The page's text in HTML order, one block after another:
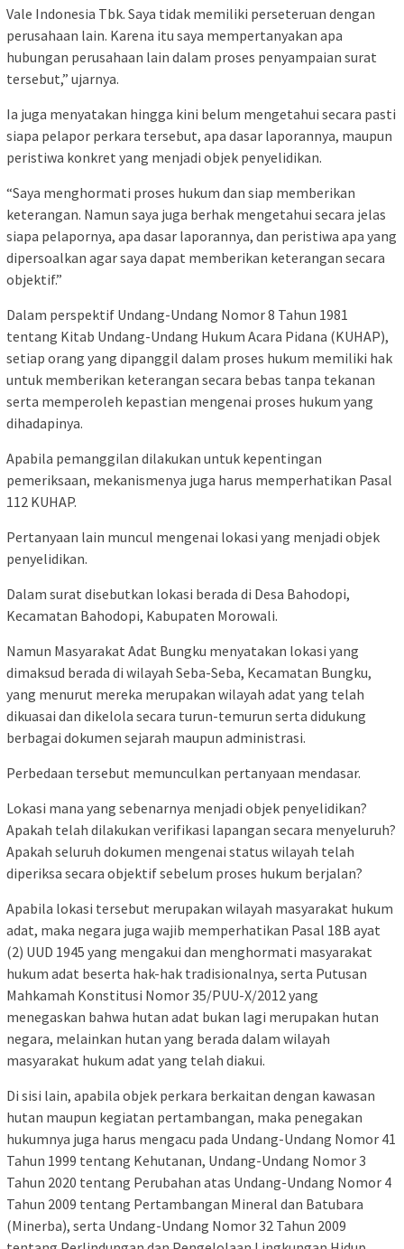
Vale Indonesia Tbk. Saya tidak memiliki perseteruan dengan
perusahaan lain. Karena itu saya mempertanyakan apa
hubungan perusahaan lain dalam proses penyampaian surat
tersebut,” ujarnya.
Ia juga menyatakan hingga kini belum mengetahui secara pasti
siapa pelapor perkara tersebut, apa dasar laporannya, maupun
peristiwa konkret yang menjadi objek penyelidikan.
“Saya menghormati proses hukum dan siap memberikan
keterangan. Namun saya juga berhak mengetahui secara jelas
siapa pelapornya, apa dasar laporannya, dan peristiwa apa yang
dipersoalkan agar saya dapat memberikan keterangan secara
objektif.”
Dalam perspektif Undang-Undang Nomor 8 Tahun 1981
tentang Kitab Undang-Undang Hukum Acara Pidana (KUHAP),
setiap orang yang dipanggil dalam proses hukum memiliki hak
untuk memberikan keterangan secara bebas tanpa tekanan
serta memperoleh kepastian mengenai proses hukum yang
dihadapinya.
Apabila pemanggilan dilakukan untuk kepentingan
pemeriksaan, mekanismenya juga harus memperhatikan Pasal
112 KUHAP.
Pertanyaan lain muncul mengenai lokasi yang menjadi objek
penyelidikan.
Dalam surat disebutkan lokasi berada di Desa Bahodopi,
Kecamatan Bahodopi, Kabupaten Morowali.
Namun Masyarakat Adat Bungku menyatakan lokasi yang
dimaksud berada di wilayah Seba-Seba, Kecamatan Bungku,
yang menurut mereka merupakan wilayah adat yang telah
dikuasai dan dikelola secara turun-temurun serta didukung
berbagai dokumen sejarah maupun administrasi.
Perbedaan tersebut memunculkan pertanyaan mendasar.
Lokasi mana yang sebenarnya menjadi objek penyelidikan?
Apakah telah dilakukan verifikasi lapangan secara menyeluruh?
Apakah seluruh dokumen mengenai status wilayah telah
diperiksa secara objektif sebelum proses hukum berjalan?
Apabila lokasi tersebut merupakan wilayah masyarakat hukum
adat, maka negara juga wajib memperhatikan Pasal 18B ayat
(2) UUD 1945 yang mengakui dan menghormati masyarakat
hukum adat beserta hak-hak tradisionalnya, serta Putusan
Mahkamah Konstitusi Nomor 35/PUU-X/2012 yang
menegaskan bahwa hutan adat bukan lagi merupakan hutan
negara, melainkan hutan yang berada dalam wilayah
masyarakat hukum adat yang telah diakui.
Di sisi lain, apabila objek perkara berkaitan dengan kawasan
hutan maupun kegiatan pertambangan, maka penegakan
hukumnya juga harus mengacu pada Undang-Undang Nomor 41
Tahun 1999 tentang Kehutanan, Undang-Undang Nomor 3
Tahun 2020 tentang Perubahan atas Undang-Undang Nomor 4
Tahun 2009 tentang Pertambangan Mineral dan Batubara
(Minerba), serta Undang-Undang Nomor 32 Tahun 2009